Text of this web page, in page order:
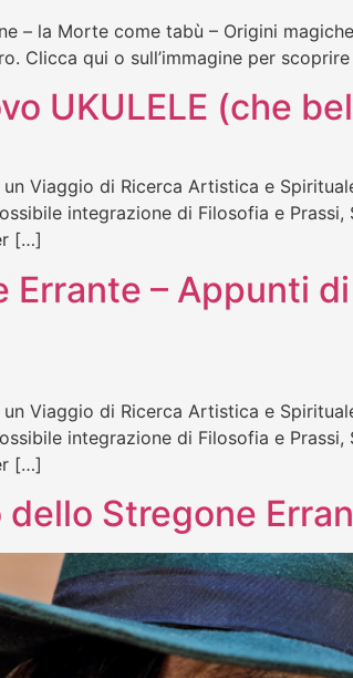
– la Morte come tabù – Origini
Clicca qui o sull’immagine per
UKULELE (che
Viaggio di Ricerca Artistica e
integrazione di Filosofia e
[…]
Errante – Appunti
Viaggio di Ricerca Artistica e
integrazione di Filosofia e
[…]
dello Stregone